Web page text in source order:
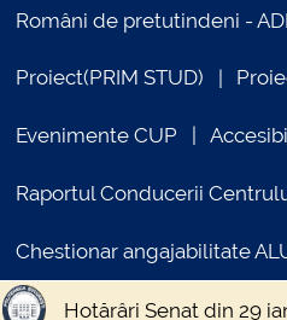
Români de pretutindeni -
Proiect(PRIM STUD)
Evenimente CUP
Raportul Conducerii
Chestionar angajabilitate
Hotărâri Senat din 29